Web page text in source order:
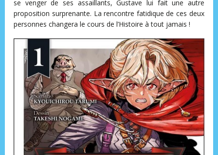
se venger de ses assaillants, Gustave lui fait une autre
proposition surprenante. La rencontre fatidique de ces deux
personnes changera le cours de l’Histoire à tout jamais !